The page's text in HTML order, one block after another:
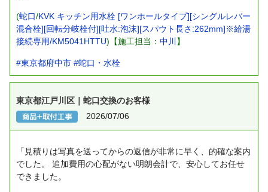
(蛇口/KVK キッチン用水栓 [ワンホールタイプ][シングルレバー
混合栓][回転分岐栓付][吐水:泡沫][スパウト長さ:262mm]※給湯
接続専用/KM5041HTTU)【施工担当： 中川 】
#東京都府中市 #蛇口・水栓
東京都江戸川区｜蛇口交換のお客様
2026/07/06
「見積りは写真を送ってからの返信が非常に早く、的確な案内
でした。
追加費用の心配がない明朗会計で、安心してお任せ
できました。